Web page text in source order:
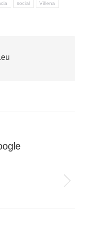
social Villena